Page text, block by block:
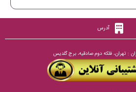
آدرس
: تهران، فلکه دوم صادقیه، برج گلدیس